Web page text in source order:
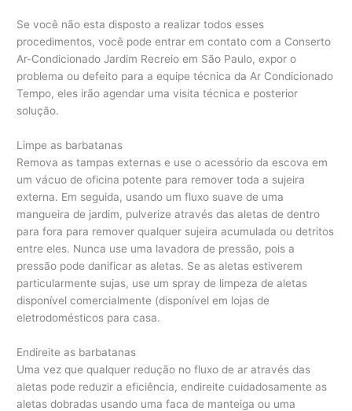
Se você não esta disposto a realizar todos esses
procedimentos, você pode entrar em contato com a Conserto
Ar-Condicionado Jardim Recreio em São Paulo, expor o
problema ou defeito para a equipe técnica da Ar Condicionado
Tempo, eles irão agendar uma visita técnica e posterior
solução.
Limpe as barbatanas
Remova as tampas externas e use o acessório da escova em
um vácuo de oficina potente para remover toda a sujeira
externa. Em seguida, usando um fluxo suave de uma
mangueira de jardim, pulverize através das aletas de dentro
para fora para remover qualquer sujeira acumulada ou detritos
entre eles. Nunca use uma lavadora de pressão, pois a
pressão pode danificar as aletas. Se as aletas estiverem
particularmente sujas, use um spray de limpeza de aletas
disponível comercialmente (disponível em lojas de
eletrodomésticos para casa.
Endireite as barbatanas
Uma vez que qualquer redução no fluxo de ar através das
aletas pode reduzir a eficiência, endireite cuidadosamente as
aletas dobradas usando uma faca de manteiga ou uma